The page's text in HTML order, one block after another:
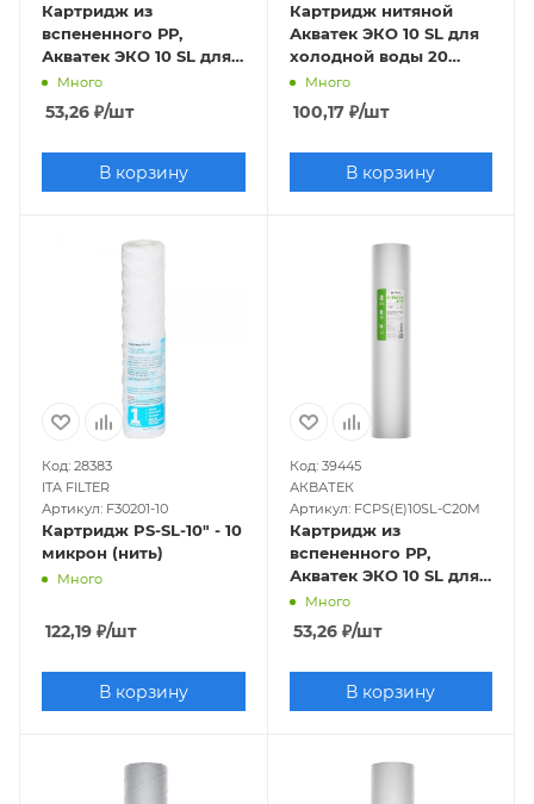
Картридж из
вспененного РР,
Акватек ЭКО 10 SL для
холодной воды 1мкм
Много
53,26 ₽/шт
В корзину
Картридж нитяной
Акватек ЭКО 10 SL для
холодной воды 20
микрон
Много
100,17₽/шт
В корзину
Код: 28383
ITA FILTER
Артикул: F30201-10
Картридж PS-SL-10" - 10
микрон (нить)
Много
122,19 ₽/шт
В корзину
Код: 39445
АКВАТЕК
Артикул: FCPS(E)10SL-C20M
Картридж из
вспененного РР,
Акватек ЭКО 10 SL для
холодной воды 20мкм
Много
53,26₽/шт
В корзину